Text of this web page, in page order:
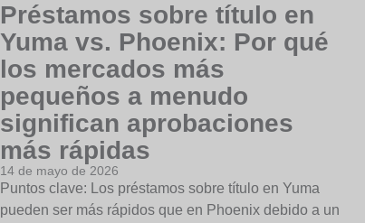
Préstamos sobre título en
Yuma vs. Phoenix: Por qué
los mercados más
pequeños a menudo
significan aprobaciones
más rápidas
14 de mayo de 2026
Puntos clave: Los préstamos sobre título en Yuma
pueden ser más rápidos que en Phoenix debido a un